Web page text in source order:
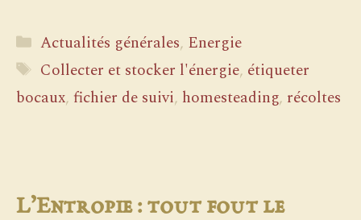
Catégories
Actualités générales, Energie
Étiquettes
Collecter et stocker l'énergie, étiqueter
bocaux, fichier de suivi, homesteading, récoltes
L’Entropie : tout fout le